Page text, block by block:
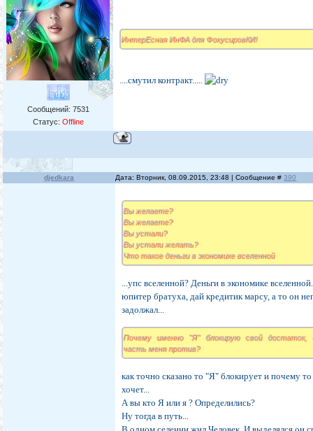
Сообщений: 7531
Статус: Offline
ИнтерЕсная ИнФА для ФокусировКИ!
....смутил контракт.....
djedkara Дата: Вторник, 08.09.2015, 23:48 | Сообщение #390
Вы желаете?
Вы желаете?
Вы устали?
Вы устали желать?
Что такое деньги в экономике вселенной
...упс вселенной? Деньги в экономике
юпитер братуха, дай кредитик марсу, а то он
задолжал...
Почему именно "Я" блокирую свой достаток,
часть меня против?
как точно сказано то "Я" блокирует и почему
хочет...
А вы кто Я или я ? Определились?
Ну тогда в путь...